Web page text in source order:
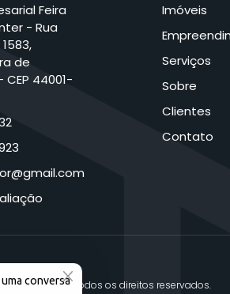
Feira
- Rua
de
44001-
Imóveis
Serviços
Sobre
Clientes
Contato
Facilitador. Todos os direitos reservados.